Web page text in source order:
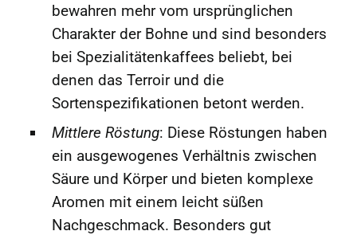
bewahren mehr vom ursprünglichen
Charakter der Bohne und sind besonders
bei Spezialitätenkaffees beliebt, bei
denen das Terroir und die
Sortenspezifikationen betont werden.
Mittlere Röstung: Diese Röstungen haben
ein ausgewogenes Verhältnis zwischen
Säure und Körper und bieten komplexe
Aromen mit einem leicht süßen
Nachgeschmack. Besonders gut